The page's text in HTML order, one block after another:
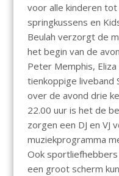
voor alle kinderen
springkussens en
Beulah verzorgt de
het begin van de
Peter Memphis,
tienkoppige liveband
over de avond drie
22.00 uur is het de
zorgen een DJ en VJ
muziekprogramma
Ook
een groot scherm